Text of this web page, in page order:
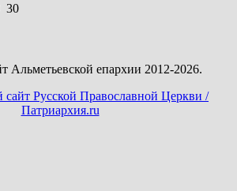
30
епархии 2012-2026.